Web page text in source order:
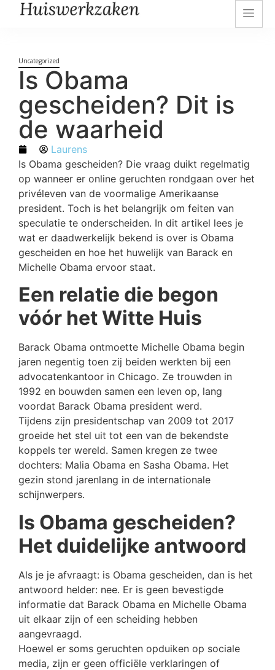
Uncategorized
Is Obama
gescheiden? Dit is
de waarheid
Laurens
Is Obama gescheiden? Die vraag duikt regelmatig
op wanneer er online geruchten rondgaan over het
privéleven van de voormalige Amerikaanse
president. Toch is het belangrijk om feiten van
speculatie te onderscheiden. In dit artikel lees je
wat er daadwerkelijk bekend is over is Obama
gescheiden en hoe het huwelijk van Barack en
Michelle Obama ervoor staat.
Een relatie die begon
vóór het Witte Huis
Barack Obama ontmoette Michelle Obama begin
jaren negentig toen zij beiden werkten bij een
advocatenkantoor in Chicago. Ze trouwden in
1992 en bouwden samen een leven op, lang
voordat Barack Obama president werd.
Tijdens zijn presidentschap van 2009 tot 2017
groeide het stel uit tot een van de bekendste
koppels ter wereld. Samen kregen ze twee
dochters: Malia Obama en Sasha Obama. Het
gezin stond jarenlang in de internationale
schijnwerpers.
Is Obama gescheiden?
Het duidelijke antwoord
Als je je afvraagt: is Obama gescheiden, dan is het
antwoord helder: nee. Er is geen bevestigde
informatie dat Barack Obama en Michelle Obama
uit elkaar zijn of een scheiding hebben
aangevraagd.
Hoewel er soms geruchten opduiken op sociale
media, zijn er geen officiële verklaringen of